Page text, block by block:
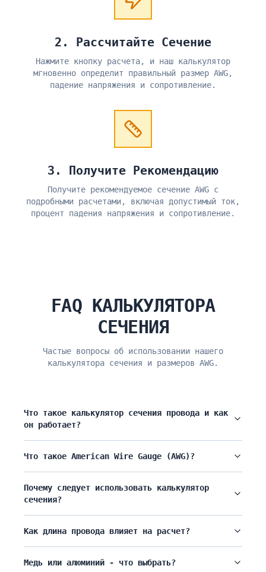
2. Рассчитайте Сечение
Нажмите кнопку расчета, и наш калькулятор
мгновенно определит правильный размер AWG,
падение напряжения и сопротивление.
3. Получите Рекомендацию
Получите рекомендуемое сечение AWG с
подробными расчетами, включая допустимый ток,
процент падения напряжения и сопротивление.
FAQ КАЛЬКУЛЯТОРА
СЕЧЕНИЯ
Частые вопросы об использовании нашего
калькулятора сечения и размеров AWG.
Что такое калькулятор сечения провода и как
он работает?
Что такое American Wire Gauge (AWG)?
Почему следует использовать калькулятор
сечения?
Как длина провода влияет на расчет?
Медь или алюминий - что выбрать?